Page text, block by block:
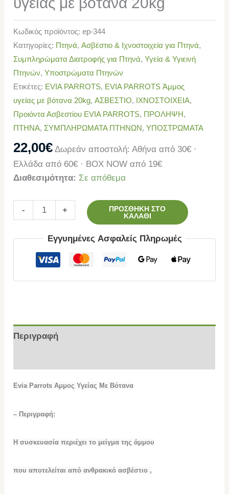
Κωδικός προϊόντος:ep-344
Κατηγορίες: Πτηνά,Ασβέστιο & Ιχνοστοιχεία για Πτηνά,
Συμπληρώματα Διατροφής για Πτηνά,Υγεία & Υγιεινή
Πτηνών,Υποστρώματα Πτηνών
Ετικέτες: EVIA PARROTS, EVIA PARROTS Άμμος
υγείας με βότανα 20kg,ΑΣΒΕΣΤΙΟ, ΙΧΝΟΣΤΟΙΧΕΙΑ,
Προιόντα Ασβεστίου EVIA PARROTS, ΠΡΟΛΗΨΗ,
ΠΤΗΝΑ, ΣΥΜΠΛΗΡΩΜΑΤΑ ΠΤΗΝΩΝ,ΥΠΟΣΤΡΩΜΑΤΑ
22,00€ Δωρεάν αποστολή: Αθήνα από 30€ ·
Ελλάδα από 60€ · BOX NOW από 19€
Διαθεσιμότητα: Σε απόθεμα
- +
ΠΡΟΣΘΉΚΗ ΣΤΟ
ΚΑΛΆΘΙ
Εγγυημένες Ασφαλείς Πληρωμές
Περιγραφή
Evia Parrots Αμμος Υγείας Με Βότανα
– Περιγραφή:
Η συσκευασία περιέχει το μείγμα της άμμου
που αποτελείται από ανθρακικό ασβέστιο ,